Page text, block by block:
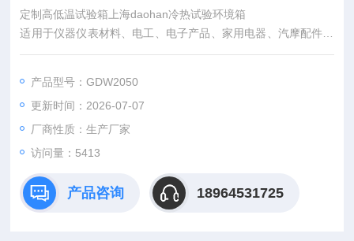
定制高低温试验箱上海daohan冷热试验环境箱
适用于仪器仪表材料、电工、电子产品、家用电器、汽摩配件、
化工涂料、各种电子元器件及其他相关产品零部件在高温、低温
标。
产品型号：GDW2050
更新时间：2026-07-07
厂商性质：生产厂家
访问量：5413
产品咨询 18964531725